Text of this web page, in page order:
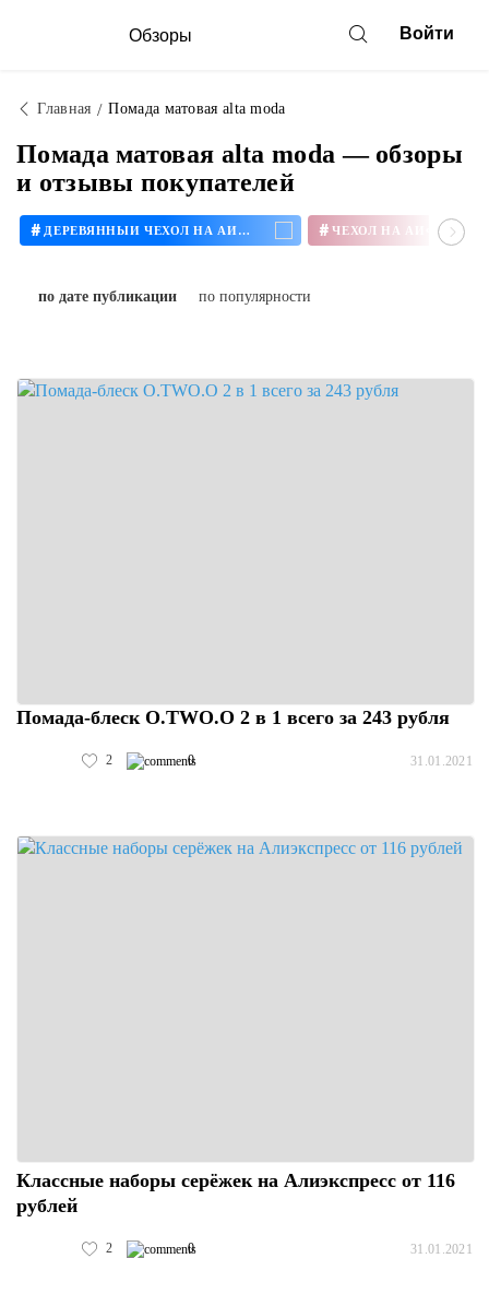
Обзоры Войти
Главная Помада матовая alta moda
Помада матовая alta moda — обзоры
и отзывы покупателей
# ДЕРЕВЯННЫЙ ЧЕХОЛ НА АЙФОН # ЧЕХОЛ НА АЙФОН 11
по дате публикации по популярности
Помада-блеск O.TWO.O 2 в 1 всего за 243 рубля
2 0 31.01.2021
Классные наборы серёжек на Алиэкспресс от 116
рублей
2 0 31.01.2021